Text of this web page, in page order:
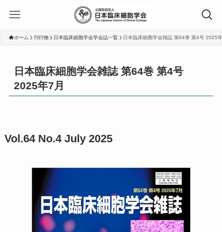
ホーム 刊行物 日本臨床細胞学会学会誌一覧 日本臨床細胞学会雑誌 第64巻 第4号 2025
日本臨床細胞学会雑誌 第64巻 第4号
2025年7月
Vol.64 No.4 July 2025